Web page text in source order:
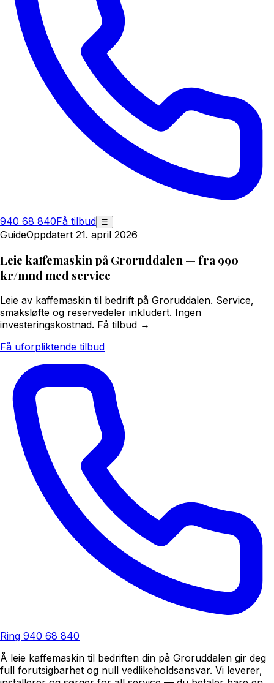
940 68 840Få tilbud ☰
GuideOppdatert 21. april 2026
Leie kaffemaskin på Groruddalen — fra 990
kr/mnd med service
Leie av kaffemaskin til bedrift på Groruddalen. Service,
smaksløfte og reservedeler inkludert. Ingen
investeringskostnad. Få tilbud →
Få uforpliktende tilbud
Ring 940 68 840
Å leie kaffemaskin til bedriften din på Groruddalen gir deg
full forutsigbarhet og null vedlikeholdsansvar. Vi leverer,